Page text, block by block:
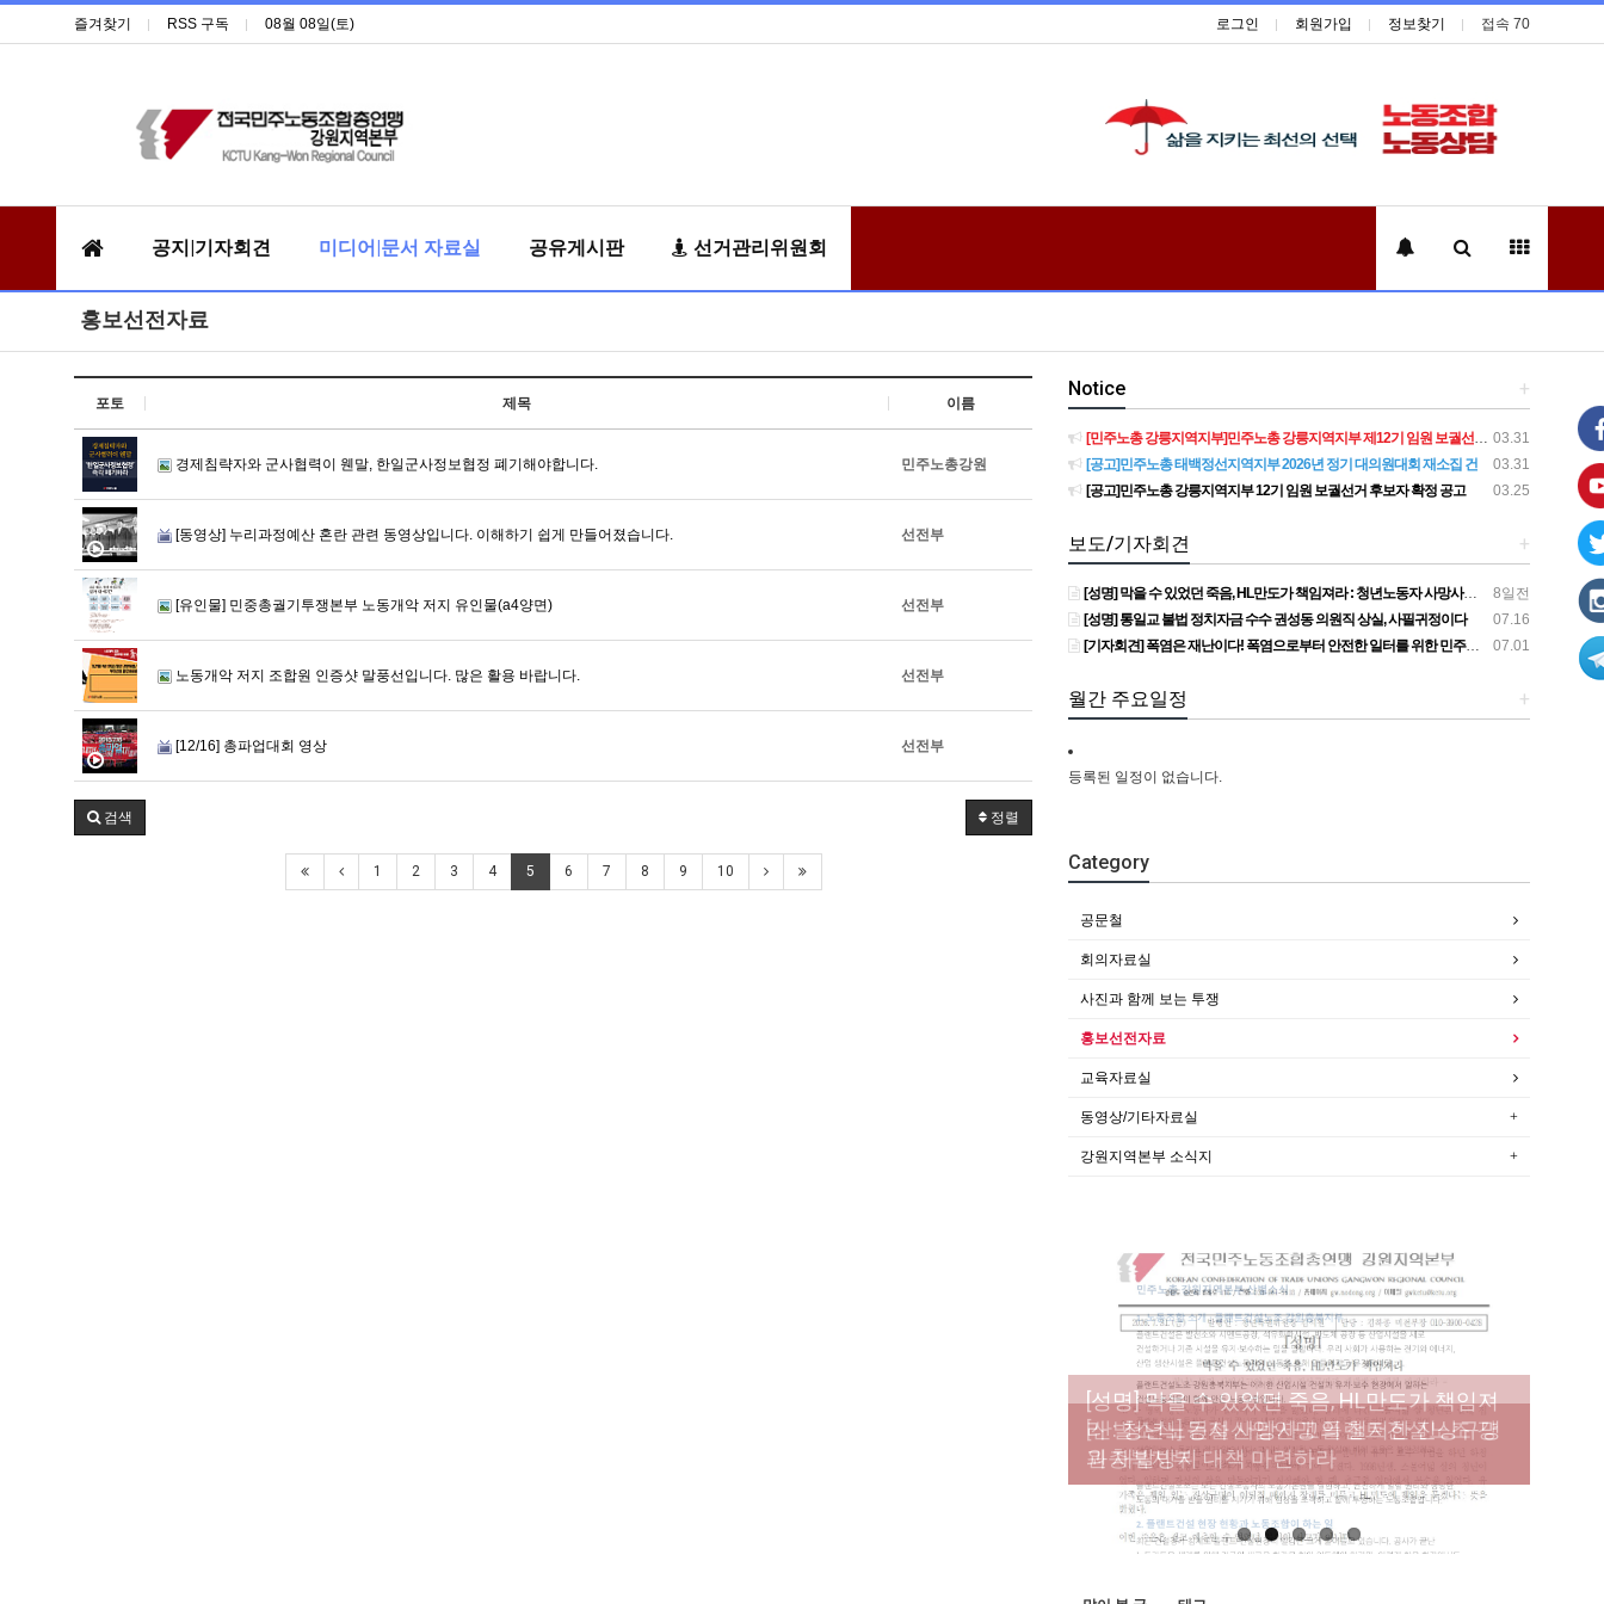
즐겨찾기 RSS 구독 08월 08일(토) 로그인 회원가입 정보찾기 접속 70
공지|기자회견 미디어|문서 자료실 공유게시판 선거관리위원회
홍보선전자료
포토 제목 이름
경제침략자와 군사협력이 웬말, 한일군사정보협정 폐기해야합니다. 민주노총강원
[동영상] 누리과정예산 혼란 관련 동영상입니다. 이해하기 쉽게 만들어졌습니다. 선전부
[유인물] 민중총궐기투쟁본부 노동개악 저지 유인물(a4양면) 선전부
노동개악 저지 조합원 인증샷 말풍선입니다. 많은 활용 바랍니다. 선전부
[12/16] 총파업대회 영상 선전부
정렬
검색
1 2 3 4 5 6 7 8 9 10
+
Notice
03.31
[민주노총 강릉지역지부]민주노총 강릉지역지부 제12기 임원 보궐선거결과 공고
03.31
[공고]민주노총 태백정선지역지부 2026년 정기 대의원대회 재소집 건
03.25
[공고]민주노총 강릉지역지부 12기 임원 보궐선거 후보자 확정 공고
+
보도/기자회견
8일전
[성명] 막을 수 있었던 죽음, HL만도가 책임져라 : 청년노동자 사망사고의 철저한 진상규명과 재발방지 대책 마련하라
07.16
[성명] 통일교 불법 정치자금 수수 권성동 의원직 상실, 사필귀정이다
07.01
[기자회견] 폭염은 재난이다! 폭염으로부터 안전한 일터를 위한 민주노총 강원지역본부 폭염감시단 선포 기자회견
+
월간 주요일정
등록된 일정이 없습니다.
Category
공문철
회의자료실
사진과 함께 보는 투쟁
홍보선전자료
교육자료실
동영상/기타자료실
강원지역본부 소식지
[성명] 막을 수 있었던 죽음, HL만도가 책임져
라 : 청년노동자 사망사고의 철저한 진상규명
과 재발방지 대책 마련하라
[산별소식] 건설산업연맹 플랜트건설노조 강
원충북지부
[강릉,속초,원주,춘천] 폭염감시단 사업 이모저
모
[조합원☆인터뷰] 서비스연맹 전국학교비정
규직노동조합 강원지부 김유미 춘천지회장
[본부소식] 강원지역 노동자 합창단 모임